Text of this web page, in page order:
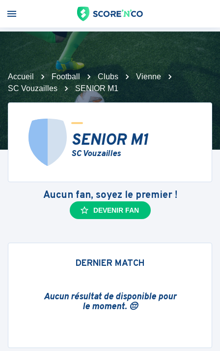
Accueil Football Clubs
Vienne
SC Vouzailles
SENIOR M1
SENIOR M1
SC Vouzailles
Aucun fan, soyez le premier !
DEVENIR FAN
DERNIER MATCH
Aucun résultat de disponible pour
le moment. 😔